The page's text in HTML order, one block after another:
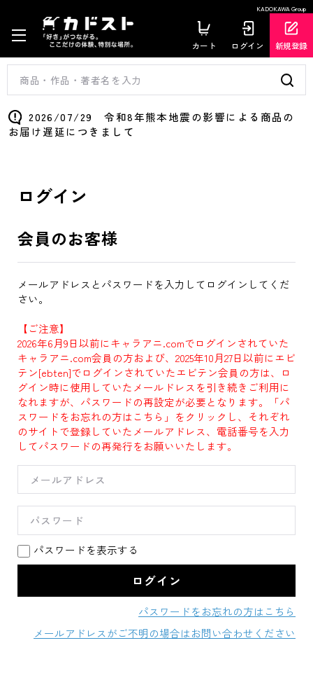
KADOKAWA Group
カート ログイン 新規登録
2026/07/29 令和8年熊本地震の影響による商品の
お届け遅延につきまして
ログイン
会員のお客様
メールアドレスとパスワードを入力してログインしてくだ
さい。
【ご注意】
2026年6月9日以前にキャラアニ.comでログインされていた
キャラアニ.com会員の方および、2025年10月27日以前にエビ
テン[ebten]でログインされていたエビテン会員の方は、ロ
グイン時に使用していたメールドレスを引き続きご利用に
なれますが、パスワードの再設定が必要となります。「パ
スワードをお忘れの方はこちら」をクリックし、それぞれ
のサイトで登録していたメールアドレス、電話番号を入力
してパスワードの再発行をお願いいたします。
パスワードを表示する
パスワードをお忘れの方はこちら
メールアドレスがご不明の場合はお問い合わせください